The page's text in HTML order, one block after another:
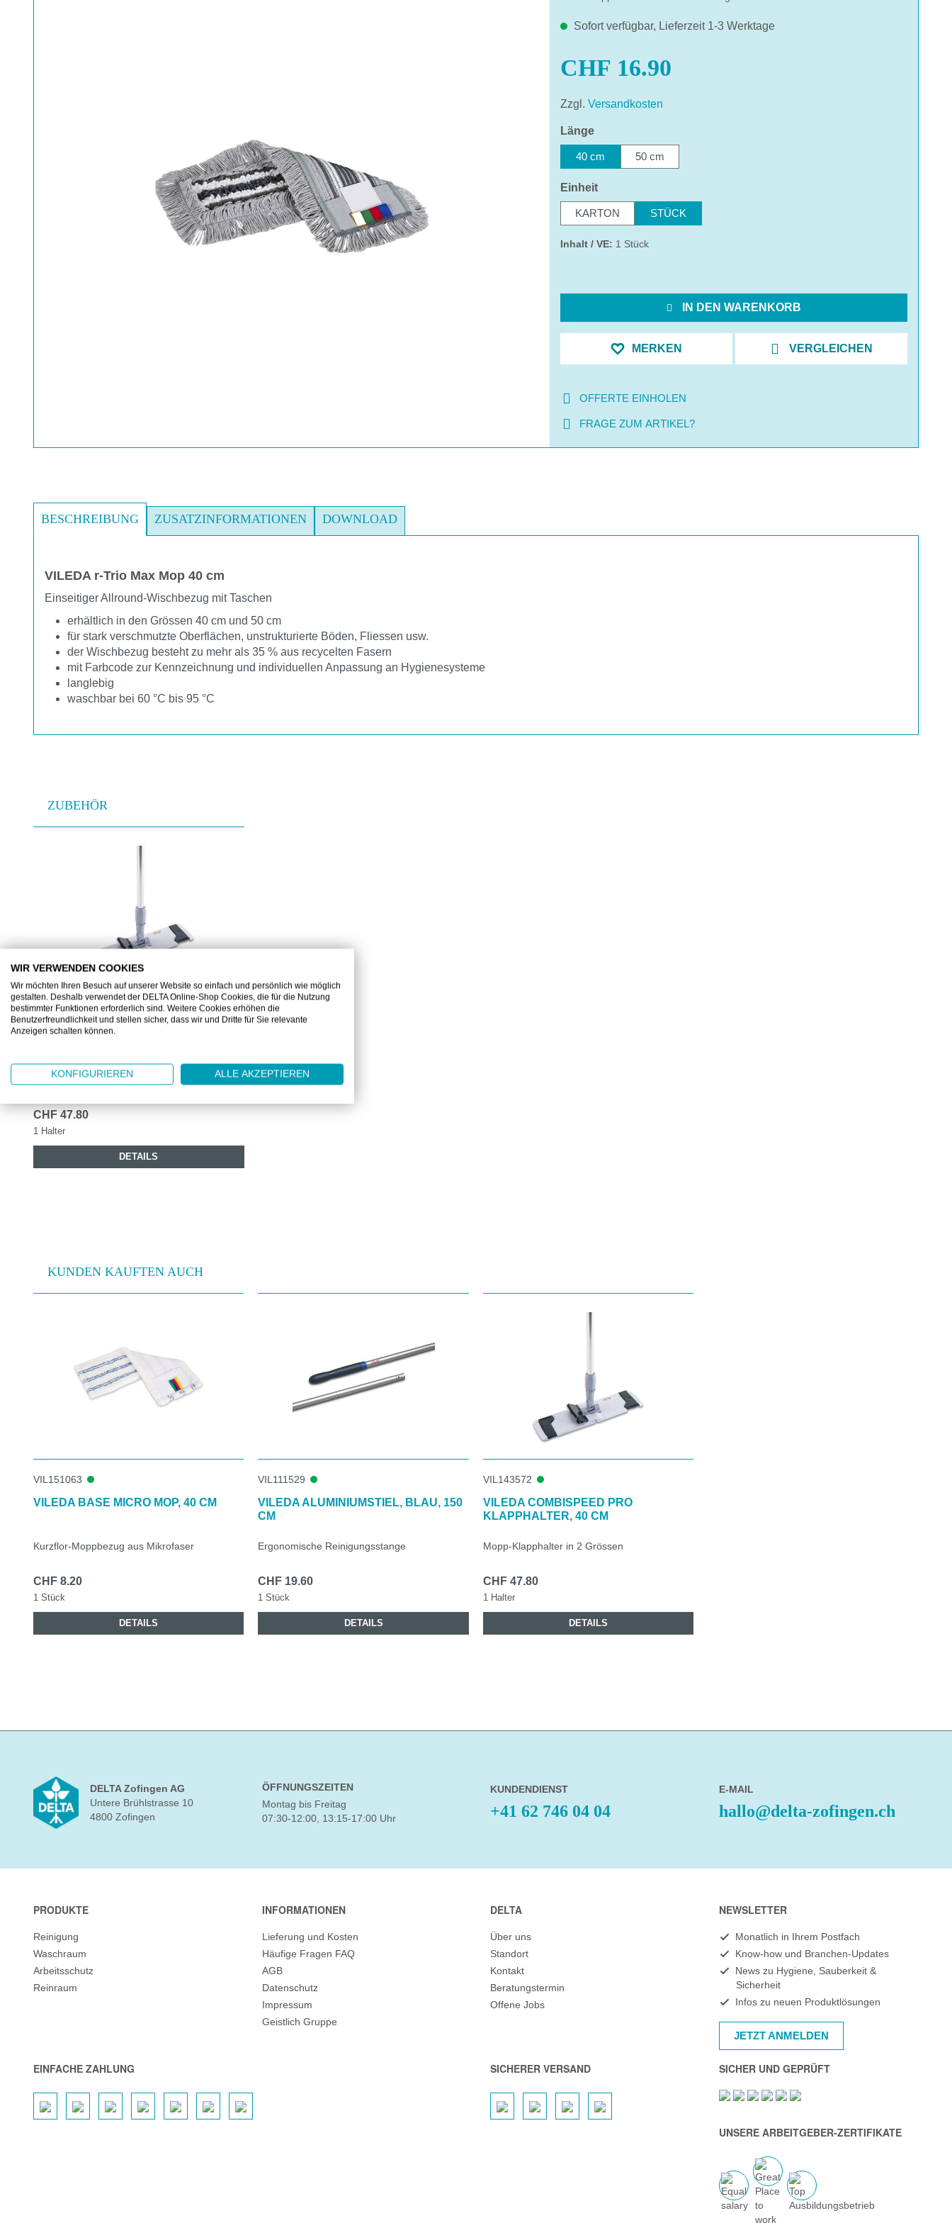
Sofort verfügbar, Lieferzeit 1-3 Werktage
CHF 16.90
Zzgl. Versandkosten
Längeauswählen
40 cm 50 cm
Einheitauswählen
KARTON STÜCK
Inhalt / VE: 1 Stück
IN DEN WARENKORB
MERKEN VERGLEICHEN
OFFERTE EINHOLEN
FRAGE ZUM ARTIKEL?
BESCHREIBUNG ZUSATZINFORMATIONEN DOWNLOAD
VILEDA r-Trio Max Mop 40 cm
Einseitiger Allround-Wischbezug mit Taschen
erhältlich in den Grössen 40 cm und 50 cm
für stark verschmutzte Oberflächen, unstrukturierte Böden, Fliessen usw.
der Wischbezug besteht zu mehr als 35 % aus recycelten Fasern
mit Farbcode zur Kennzeichnung und individuellen Anpassung an Hygienesysteme
langlebig
waschbar bei 60 °C bis 95 °C
ZUBEHÖR
Produktgalerie überspringen
VIL143572
VILEDA COMBISPEED PRO
Mopp-Klapphalter in 2 Grössen
CHF 47.80
1 Halter
DETAILS
KUNDEN KAUFTEN AUCH
Produktgalerie überspringen
VIL151063
VILEDA BASE MICRO MOP, 40 CM
Kurzflor-Moppbezug aus Mikrofaser
CHF 8.20
1 Stück
DETAILS
VIL111529
VILEDA ALUMINIUMSTIEL, BLAU, 150
CM
Ergonomische Reinigungsstange
CHF 19.60
1 Stück
DETAILS
VIL143572
VILEDA COMBISPEED PRO
KLAPPHALTER, 40 CM
Mopp-Klapphalter in 2 Grössen
CHF 47.80
1 Halter
DETAILS
DELTA Zofingen AG
Untere Brühlstrasse 10
4800 Zofingen
ÖFFNUNGSZEITEN
Montag bis Freitag
07:30-12:00, 13:15-17:00 Uhr
KUNDENDIENST
+41 62 746 04 04
E-MAIL
hallo@delta-zofingen.ch
PRODUKTE
Reinigung
Waschraum
Arbeitsschutz
Reinraum
INFORMATIONEN
Lieferung und Kosten
Häufige Fragen FAQ
AGB
Datenschutz
Impressum
Geistlich Gruppe
DELTA
Über uns
Standort
Kontakt
Beratungstermin
Offene Jobs
NEWSLETTER
Monatlich in Ihrem Postfach
Know-how und Branchen-Updates
News zu Hygiene, Sauberkeit &
Sicherheit
Infos zu neuen Produktlösungen
JETZT ANMELDEN
EINFACHE ZAHLUNG SICHERER VERSAND SICHER UND GEPRÜFT
UNSERE ARBEITGEBER-ZERTIFIKATE
WIR VERWENDEN COOKIES
Wir möchten Ihren Besuch auf unserer Website so einfach und persönlich wie möglich
gestalten. Deshalb verwendet der DELTA Online-Shop Cookies, die für die Nutzung
bestimmter Funktionen erforderlich sind. Weitere Cookies erhöhen die
Benutzerfreundlichkeit und stellen sicher, dass wir und Dritte für Sie relevante
Anzeigen schalten können.
KONFIGURIEREN ALLE AKZEPTIEREN